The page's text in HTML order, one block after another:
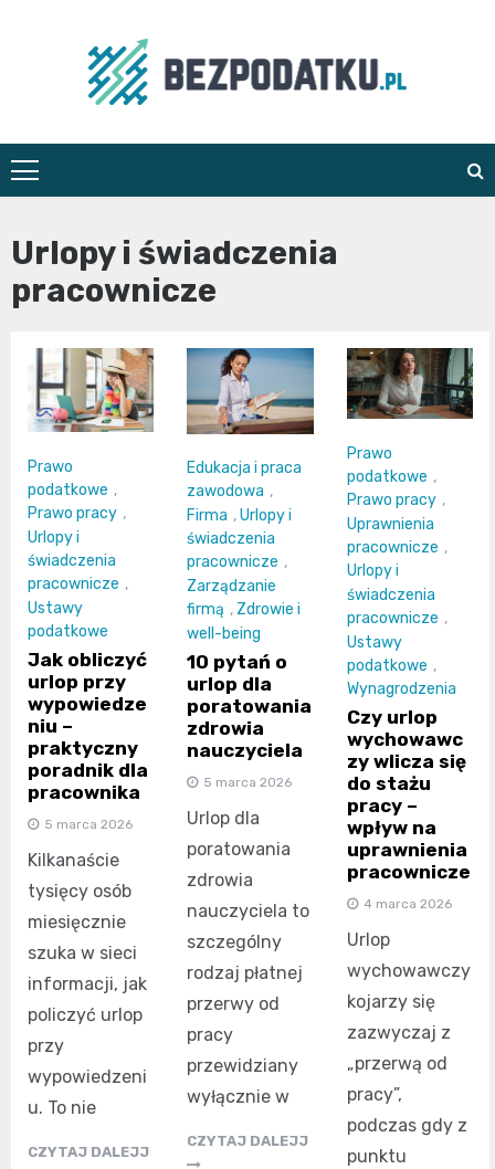
bezpodatku.pl
Urlopy i świadczenia
pracownicze
Prawo
podatkowe ,
Prawo pracy ,
Urlopy i
świadczenia
pracownicze ,
Ustawy
podatkowe
Jak obliczyć
urlop przy
wypowiedze
niu –
praktyczny
poradnik dla
pracownika
5 marca 2026
Kilkanaście
tysięcy osób
miesięcznie
szuka w sieci
informacji, jak
policzyć urlop
przy
wypowiedzeni
u. To nie
CZYTAJ DALEJJ
Edukacja i praca
zawodowa ,
Firma ,Urlopy i
świadczenia
pracownicze ,
Zarządzanie
firmą , Zdrowie i
well-being
10 pytań o
urlop dla
poratowania
zdrowia
nauczyciela
5 marca 2026
Urlop dla
poratowania
zdrowia
nauczyciela to
szczególny
rodzaj płatnej
przerwy od
pracy
przewidziany
wyłącznie w
CZYTAJ DALEJJ
Prawo
podatkowe ,
Prawo pracy ,
Uprawnienia
pracownicze ,
Urlopy i
świadczenia
pracownicze ,
Ustawy
podatkowe ,
Wynagrodzenia
Czy urlop
wychowawc
zy wlicza się
do stażu
pracy –
wpływ na
uprawnienia
pracownicze
4 marca 2026
Urlop
wychowawczy
kojarzy się
zazwyczaj z
„przerwą od
pracy”,
podczas gdy z
punktu